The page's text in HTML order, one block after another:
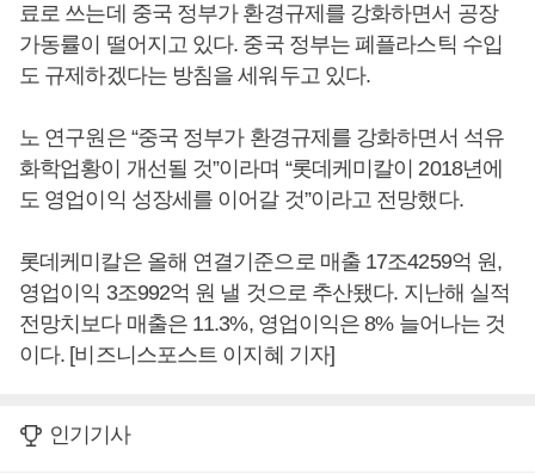
료로 쓰는데 중국 정부가 환경규제를 강화하면서 공장
가동률이 떨어지고 있다. 중국 정부는 폐플라스틱 수입
도 규제하겠다는 방침을 세워두고 있다.
노 연구원은 “중국 정부가 환경규제를 강화하면서 석유
화학업황이 개선될 것”이라며 “롯데케미칼이 2018년에
도 영업이익 성장세를 이어갈 것”이라고 전망했다.
롯데케미칼은 올해 연결기준으로 매출 17조4259억 원,
영업이익 3조992억 원 낼 것으로 추산됐다. 지난해 실적
전망치보다 매출은 11.3%, 영업이익은 8% 늘어나는 것
이다. [비즈니스포스트 이지혜 기자]
인기기사